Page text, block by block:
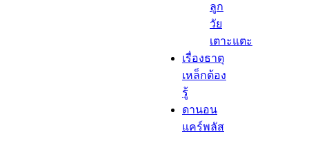
ลูก
วัย
เตาะแตะ
เรื่องธาตุ
เหล็กต้อง
รู้​
ดานอน
แคร์พลัส